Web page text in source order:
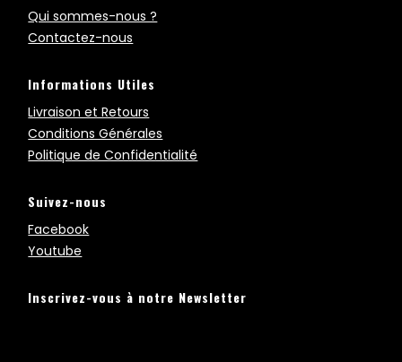
Qui sommes-nous ?
Contactez-nous
Informations Utiles
Livraison et Retours
Conditions Générales
Politique de Confidentialité
Suivez-nous
Facebook
Youtube
Inscrivez-vous à notre Newsletter